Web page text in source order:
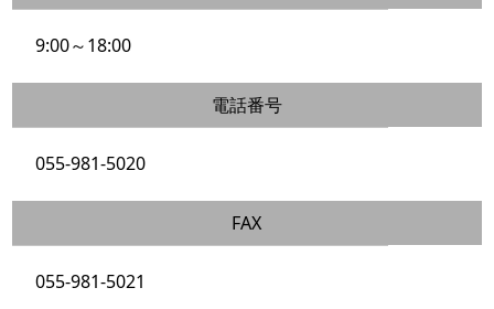
9:00～18:00
電話番号
055-981-5020
FAX
055-981-5021